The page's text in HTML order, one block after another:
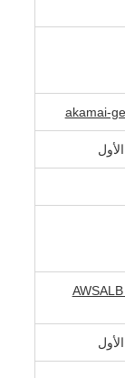
akamai-
AWSALB